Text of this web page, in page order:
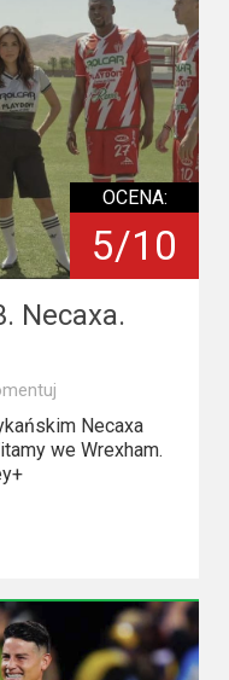
OCENA:
5/10
Necaxa.
Necaxa
we Wrexham.